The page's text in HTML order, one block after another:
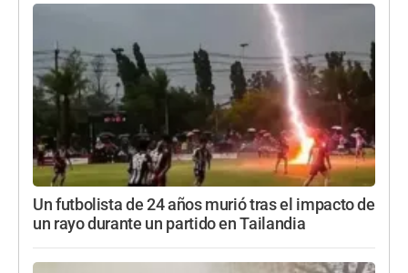
Un futbolista de 24 años murió tras el impacto de
un rayo durante un partido en Tailandia